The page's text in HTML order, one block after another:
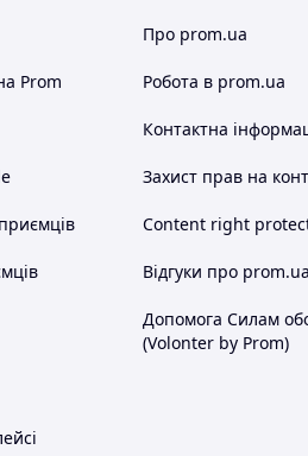
Prom
Про prom.ua
Робота в prom.ua
Контактна
Захист прав на
Content right
Відгуки про prom.ua
Допомога Силам
(Volonter by Prom)